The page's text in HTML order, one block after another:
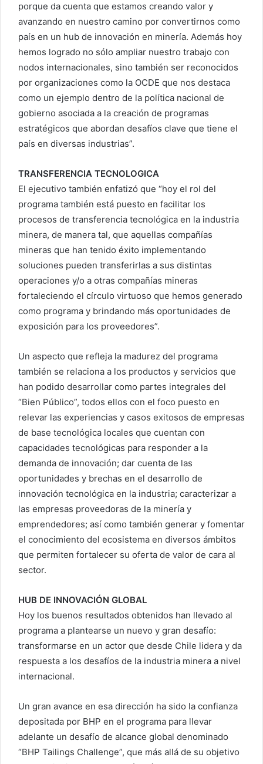
porque da cuenta que estamos creando valor y
avanzando en nuestro camino por convertirnos como
país en un hub de innovación en minería. Además hoy
hemos logrado no sólo ampliar nuestro trabajo con
nodos internacionales, sino también ser reconocidos
por organizaciones como la OCDE que nos destaca
como un ejemplo dentro de la política nacional de
gobierno asociada a la creación de programas
estratégicos que abordan desafíos clave que tiene el
país en diversas industrias”.
TRANSFERENCIA TECNOLOGICA
El ejecutivo también enfatizó que “hoy el rol del
programa también está puesto en facilitar los
procesos de transferencia tecnológica en la industria
minera, de manera tal, que aquellas compañías
mineras que han tenido éxito implementando
soluciones pueden transferirlas a sus distintas
operaciones y/o a otras compañías mineras
fortaleciendo el círculo virtuoso que hemos generado
como programa y brindando más oportunidades de
exposición para los proveedores”.
Un aspecto que refleja la madurez del programa
también se relaciona a los productos y servicios que
han podido desarrollar como partes integrales del
“Bien Público”, todos ellos con el foco puesto en
relevar las experiencias y casos exitosos de empresas
de base tecnológica locales que cuentan con
capacidades tecnológicas para responder a la
demanda de innovación; dar cuenta de las
oportunidades y brechas en el desarrollo de
innovación tecnológica en la industria; caracterizar a
las empresas proveedoras de la minería y
emprendedores; así como también generar y fomentar
el conocimiento del ecosistema en diversos ámbitos
que permiten fortalecer su oferta de valor de cara al
sector.
HUB DE INNOVACIÓN GLOBAL
Hoy los buenos resultados obtenidos han llevado al
programa a plantearse un nuevo y gran desafío:
transformarse en un actor que desde Chile lidera y da
respuesta a los desafíos de la industria minera a nivel
internacional.
Un gran avance en esa dirección ha sido la confianza
depositada por BHP en el programa para llevar
adelante un desafío de alcance global denominado
“BHP Tailings Challenge”, que más allá de su objetivo